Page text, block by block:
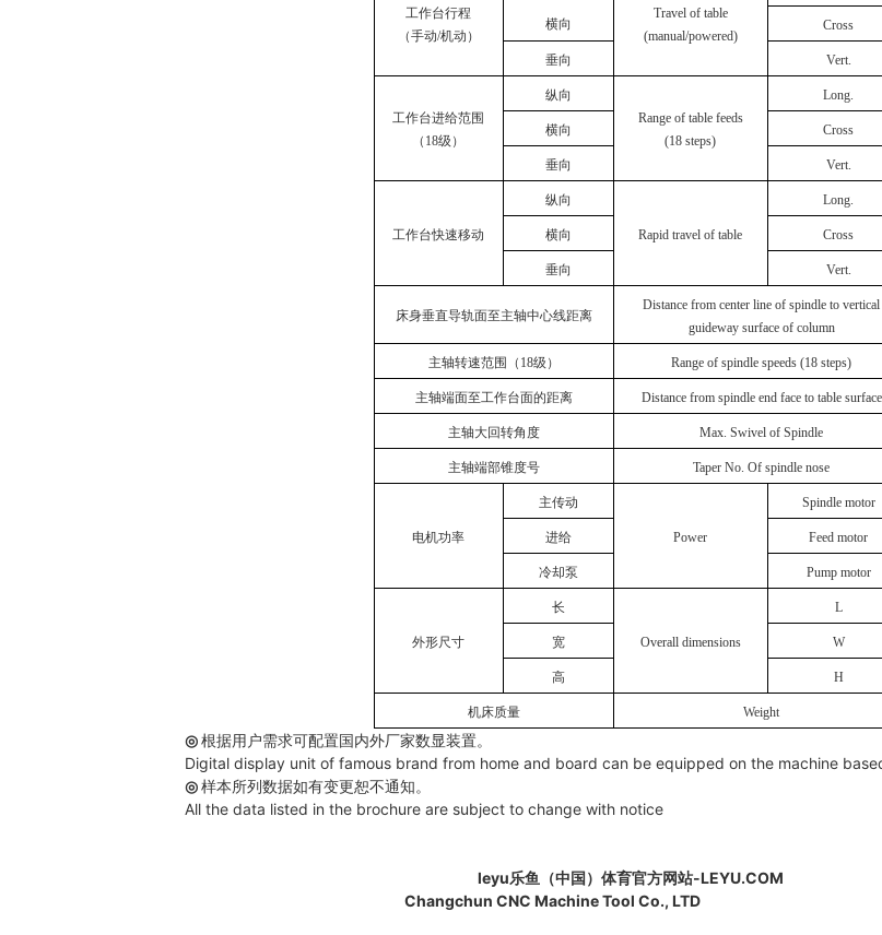
工作台行程
（手动/机动）
Travel of table
(manual/powered)
横向 Cross
垂向 Vert.
工作台进给范围
（18级）
纵向
Range of table feeds
(18 steps)
Long.
横向 Cross
垂向 Vert.
工作台快速移动
纵向
Rapid travel of table
Long.
横向 Cross
垂向 Vert.
床身垂直导轨面至主轴中心线距离
Distance from center line of spindle to vertical
guideway surface of column
主轴转速范围（18级） Range of spindle speeds (18 steps)
主轴端面至工作台面的距离 Distance from spindle end face to table surface
主轴大回转角度 Max. Swivel of Spindle
主轴端部锥度号 Taper No. Of spindle nose
电机功率
主传动
Power
Spindle motor
进给 Feed motor
冷却泵 Pump motor
外形尺寸
长
Overall dimensions
L
宽 W
高 H
机床质量 Weight
◎根据用户需求可配置国内外厂家数显装置。
Digital display unit of famous brand from home and board can be equipped on the machine
◎样本所列数据如有变更恕不通知。
All the data listed in the brochure are subject to change with notice
leyu乐鱼（中国）体育官方网站-LEYU.COM
ChangchunCNC Machine Tool Co., LTD